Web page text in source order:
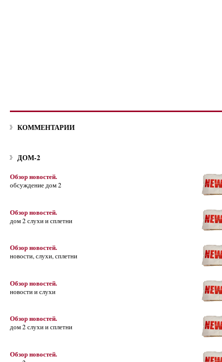
КОММЕНТАРИИ
ДОМ-2
Обзор новостей.
обсуждение дом 2
Обзор новостей.
дом 2 слухи и сплетни
Обзор новостей.
новости, слухи, сплетни
Обзор новостей.
новости и слухи
Обзор новостей.
дом 2 слухи и сплетни
Обзор новостей.